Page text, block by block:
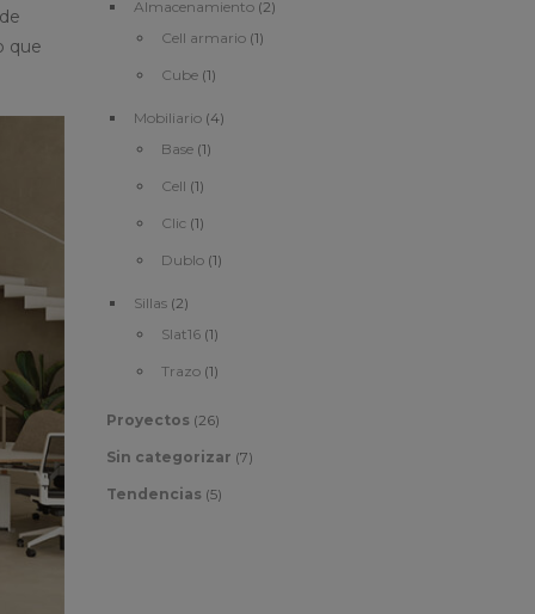
que
Almacenamiento(2)
Cell armario(1)
Cube(1)
Mobiliario(4)
Base(1)
Cell (1)
Clic (1)
Dublo(1)
Sillas(2)
Slat16(1)
Trazo(1)
Proyectos (26)
Sin categorizar (7)
Tendencias (5)